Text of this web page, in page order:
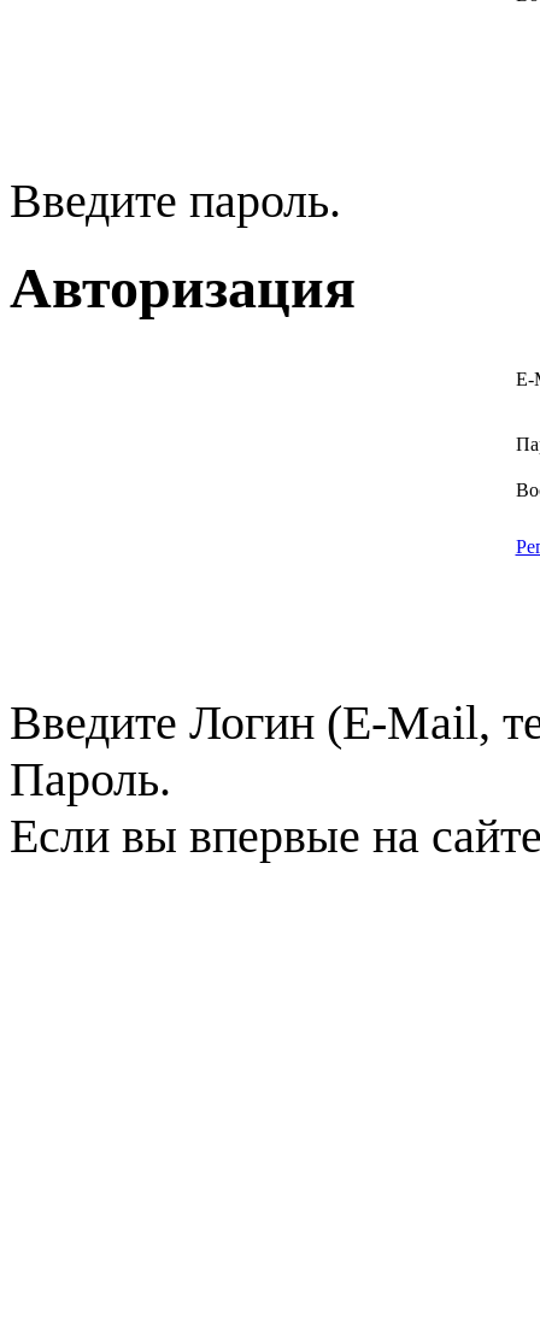
Введите пароль.
Авторизация
E-
Введите Логин (E-Mail,
Пароль.
Если вы впервые на